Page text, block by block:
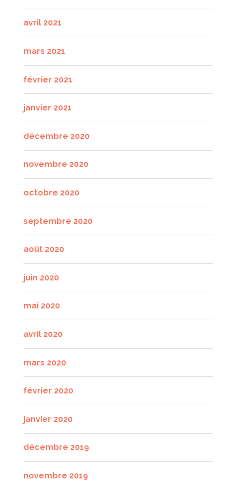
avril 2021
mars 2021
février 2021
janvier 2021
décembre 2020
novembre 2020
octobre 2020
septembre 2020
août 2020
juin 2020
mai 2020
avril 2020
mars 2020
février 2020
janvier 2020
décembre 2019
novembre 2019